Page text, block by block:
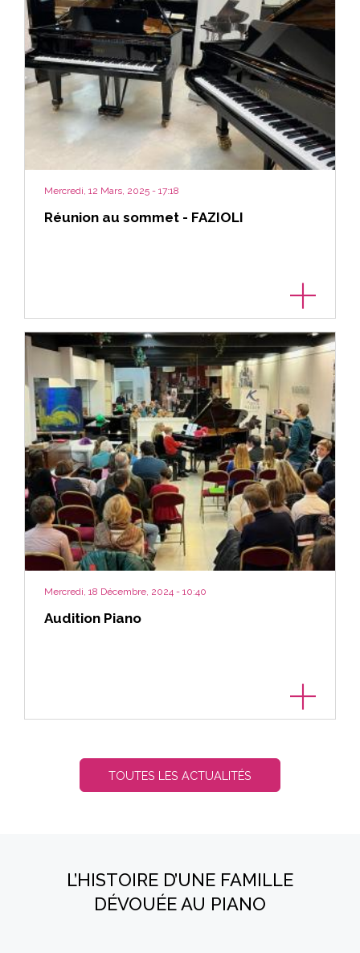
Mercredi, 12 Mars, 2025 - 17:18
Réunion au sommet - FAZIOLI
Mercredi, 18 Décembre, 2024 - 10:40
Audition Piano
TOUTES LES ACTUALITÉS
L’HISTOIRE D’UNE FAMILLE
DÉVOUÉE AU PIANO